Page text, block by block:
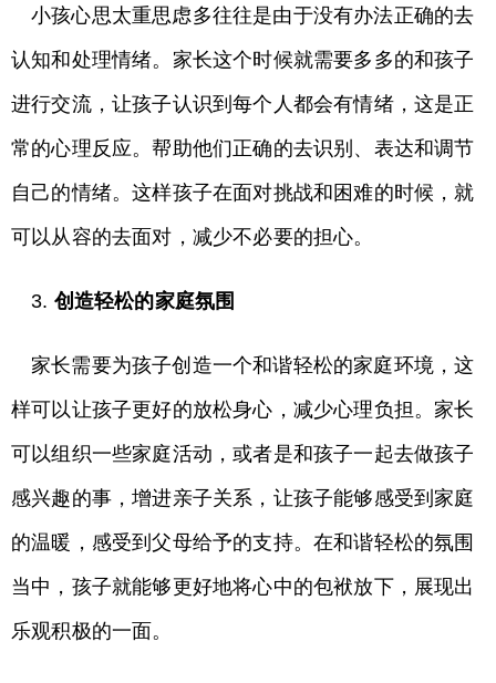
小孩心思太重思虑多往往是由于没有办法正确的去
认知和处理情绪。家长这个时候就需要多多的和孩子
进行交流，让孩子认识到每个人都会有情绪，这是正
常的心理反应。帮助他们正确的去识别、表达和调节
自己的情绪。这样孩子在面对挑战和困难的时候，就
可以从容的去面对，减少不必要的担心。
3. 创造轻松的家庭氛围
家长需要为孩子创造一个和谐轻松的家庭环境，这
样可以让孩子更好的放松身心，减少心理负担。家长
可以组织一些家庭活动，或者是和孩子一起去做孩子
感兴趣的事，增进亲子关系，让孩子能够感受到家庭
的温暖，感受到父母给予的支持。在和谐轻松的氛围
当中，孩子就能够更好地将心中的包袱放下，展现出
乐观积极的一面。